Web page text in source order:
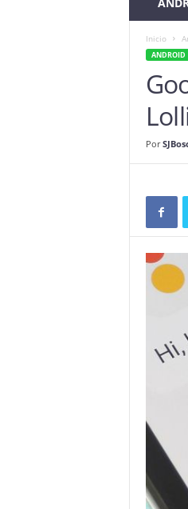
Inicio
ANDROID
Por